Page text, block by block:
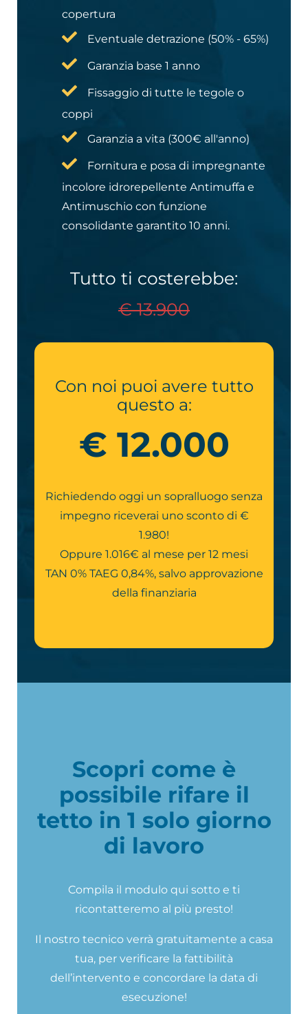
copertura
Eventuale detrazione (50% - 65%)
Garanzia base 1 anno
Fissaggio di tutte le tegole o
coppi
Garanzia a vita (300€ all'anno)
Fornitura e posa di impregnante
incolore idrorepellente Antimuffa e
Antimuschio con funzione
consolidante garantito 10 anni.
Tutto ti costerebbe:
€ 13.900
Con noi puoi avere tutto
questo a:
€ 12.000
Richiedendo oggi un sopralluogo senza
impegno riceverai uno sconto di €
1.980!
Oppure 1.016€ al mese per 12 mesi
TAN 0% TAEG 0,84%, salvo approvazione
della finanziaria
Scopri come è
possibile rifare il
tetto in 1 solo giorno
di lavoro
Compila il modulo qui sotto e ti
ricontatteremo al più presto!
Il nostro tecnico verrà gratuitamente a casa
tua, per verificare la fattibilità
dell’intervento e concordare la data di
esecuzione!